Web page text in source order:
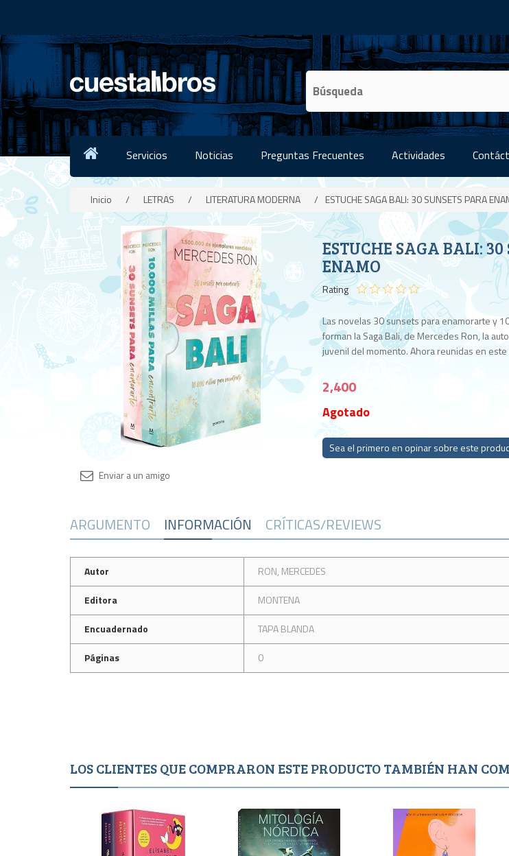
Servicios Noticias Preguntas Frecuentes Actividades
Inicio / LETRAS / LITERATURA MODERNA / ESTUCHE SAGA BALI: 30 SUNSETS PARA
ESTUCHE SAGA BALI: 30
ENAMO
Rating
Las novelas 30 sunsets para enamorarte y
forman la Saga Bali, de Mercedes Ron, la
juvenil del momento. Ahora reunidas en
2,400
Agotado
Sea el primero en opinar sobre este
ARGUMENTO INFORMACIÓN CRÍTICAS/REVIEWS
Autor
RON, MERCEDES
Editora
MONTENA
Encuadernado
TAPA BLANDA
Páginas
0
LOS CLIENTES QUE COMPRARON ESTE PRODUCTO TAMBIÉN HAN